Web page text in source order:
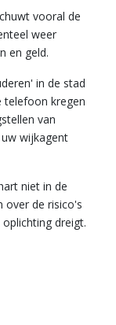
vooral de
weer
en geld.
in de stad
telefoon kregen
van
wijkagent
niet in de
over de risico's
dreigt.